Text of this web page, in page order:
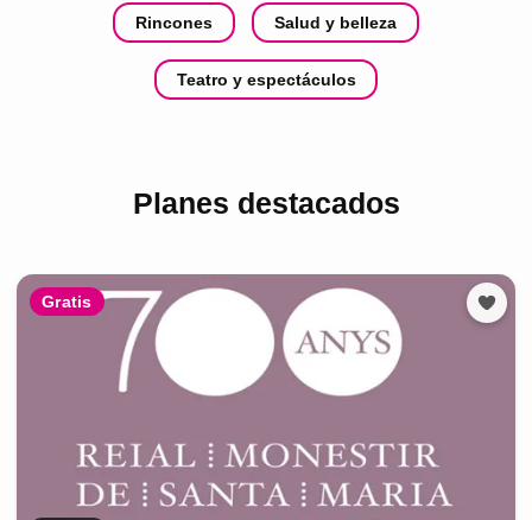
Rincones Salud y belleza
Teatro y espectáculos
Planes destacados
Gratis